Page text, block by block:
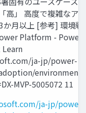
高」 高度で複雑なア
か月以上 [参考] 環境戦
Platform - Power
ja-jp/power-
environment-
MVP-5005072 11
ja-jp/power-